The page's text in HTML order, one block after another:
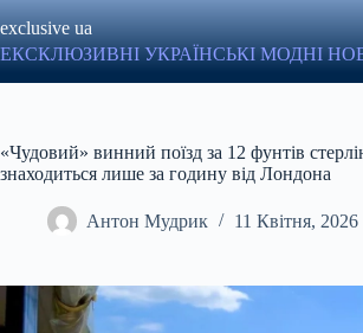
до
вмісту
exclusive ua
ЕКСКЛЮЗИВНІ УКРАЇНСЬКІ МОДНІ
«Чудовий» винний поїзд за 12 фунтів
знаходиться лише за годину від Лондона
Антон Мудрик 11 Квітня, 2026